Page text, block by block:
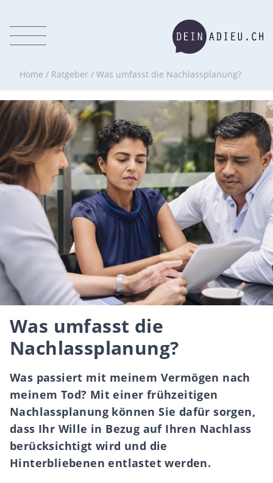
Home / Ratgeber / Was umfasst die Nachlassplanung?
Was umfasst die
Nachlassplanung?
Was passiert mit meinem Vermögen nach
meinem Tod? Mit einer frühzeitigen
Nachlassplanung können Sie dafür sorgen,
dass Ihr Wille in Bezug auf Ihren Nachlass
berücksichtigt wird und die
Hinterbliebenen entlastet werden.